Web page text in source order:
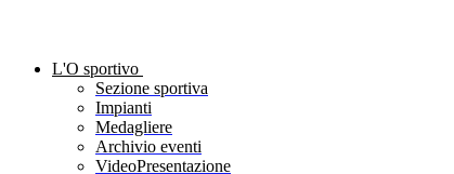
L'O sportivo
Sezione sportiva
Impianti
Medagliere
Archivio eventi
VideoPresentazione